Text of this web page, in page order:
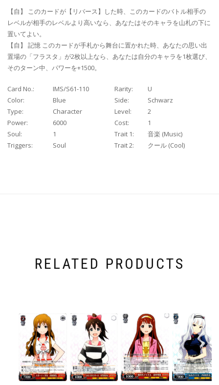
【自】 このカードが【リバース】した時、このカードのバトル相手の
レベルが相手のレベルより高いなら、あなたはそのキャラを山札の下に
置いてよい。
【自】 記憶 このカードが手札から舞台に置かれた時、あなたの思い出
置場の「フラスタ」が2枚以上なら、あなたは自分のキャラを1枚選び、
そのターン中、パワーを+1500。
Card No.: IMS/S61-110 Rarity:
U
Color:
Blue Side:
Schwarz
Type:
Character Level:
2
Power:
6000 Cost:
1
Soul:
1 Trait 1:
音楽 (Music)
Triggers:
Soul Trait 2: クール (Cool)
RELATED PRODUCTS